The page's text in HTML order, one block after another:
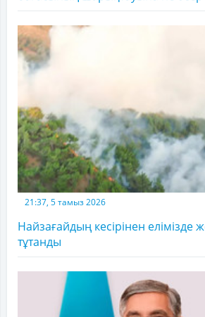
21:37, 5 тамыз 2026
Найзағайдың кесірінен елімізде
тұтанды